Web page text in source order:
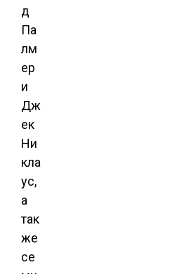
д
Па
лм
ер
и
Дж
ек
Ни
кла
ус,
а
так
же
се